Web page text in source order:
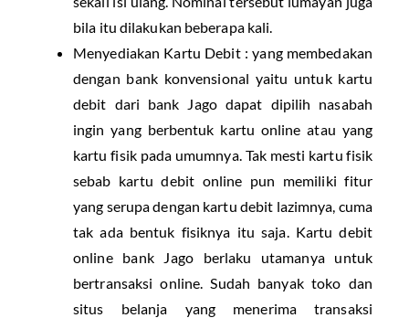
bila itu dilakukan beberapa kali.
Menyediakan Kartu Debit : yang membedakan
dengan bank konvensional yaitu untuk kartu
debit dari bank Jago dapat dipilih nasabah
ingin yang berbentuk kartu online atau yang
kartu fisik pada umumnya. Tak mesti kartu fisik
sebab kartu debit online pun memiliki fitur
yang serupa dengan kartu debit lazimnya, cuma
tak ada bentuk fisiknya itu saja. Kartu debit
online bank Jago berlaku utamanya untuk
bertransaksi online. Sudah banyak toko dan
situs belanja yang menerima transaksi